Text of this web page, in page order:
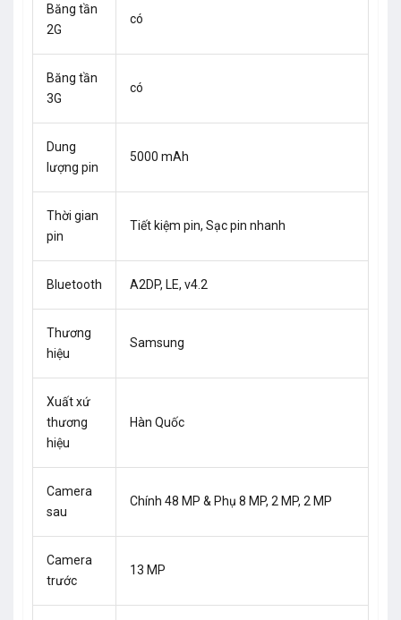
Băng tần
2G
có
Băng tần
3G
có
Dung
lượng pin
5000 mAh
Thời gian
pin
Tiết kiệm pin, Sạc pin nhanh
Bluetooth A2DP, LE, v4.2
Thương
hiệu
Samsung
Xuất xứ
thương
hiệu
Hàn Quốc
Camera
sau
Chính 48 MP & Phụ 8 MP, 2 MP, 2 MP
Camera
trước
13 MP